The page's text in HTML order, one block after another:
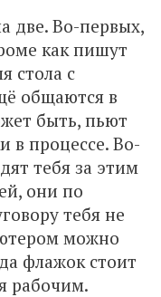
две. Во-первых,
как пишут
стола с
общаются в
быть, пьют
в процессе. Во-
тебя за этим
они по
тебя не
можно
флажок стоит
рабочим.